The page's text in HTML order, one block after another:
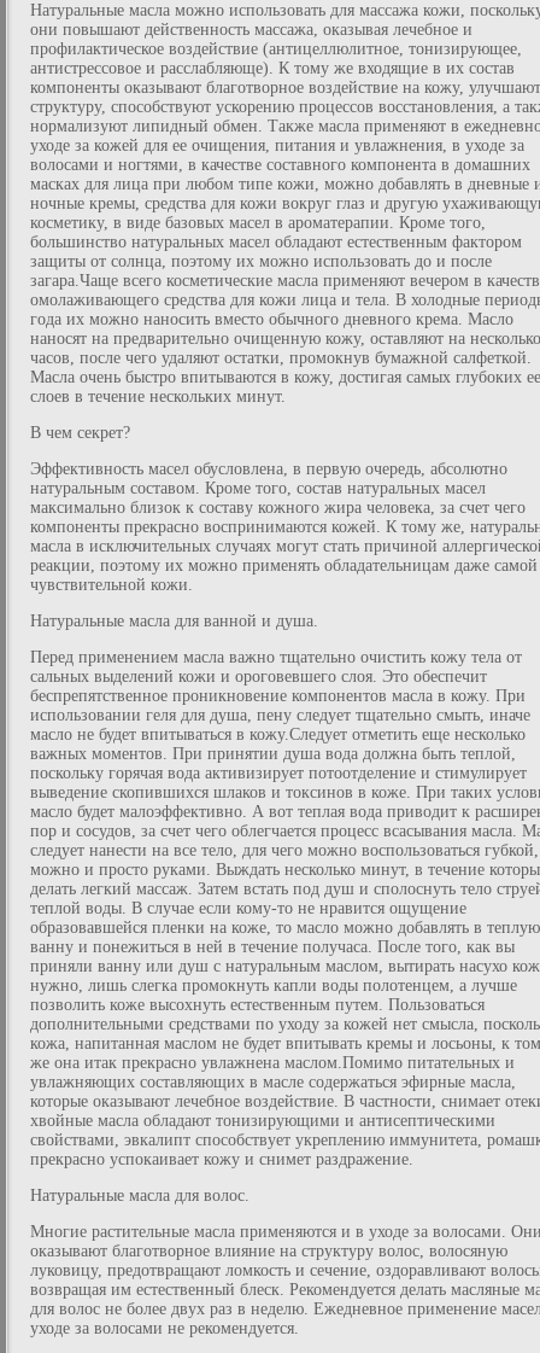
Натуральные масла можно использовать для массажа кожи,
они повышают действенность массажа, оказывая лечебное и
профилактическое воздействие (антицеллюлитное, тонизирующее,
антистрессовое и расслабляюще). К тому же входящие в их состав
компоненты оказывают благотворное воздействие на кожу, улучшают
структуру, способствуют ускорению процессов восстановления, а
нормализуют липидный обмен. Также масла применяют в
уходе за кожей для ее очищения, питания и увлажнения, в уходе за
волосами и ногтями, в качестве составного компонента в домашних
масках для лица при любом типе кожи, можно добавлять в дневные
ночные кремы, средства для кожи вокруг глаз и другую
косметику, в виде базовых масел в ароматерапии. Кроме того,
большинство натуральных масел обладают естественным фактором
защиты от солнца, поэтому их можно использовать до и после
загара.Чаще всего косметические масла применяют вечером в
омолаживающего средства для кожи лица и тела. В холодные
года их можно наносить вместо обычного дневного крема. Масло
наносят на предварительно очищенную кожу, оставляют на несколько
часов, после чего удаляют остатки, промокнув бумажной салфеткой.
Масла очень быстро впитываются в кожу, достигая самых глубоких ее
слоев в течение нескольких минут.
В чем секрет?
Эффективность масел обусловлена, в первую очередь, абсолютно
натуральным составом. Кроме того, состав натуральных масел
максимально близок к составу кожного жира человека, за счет чего
компоненты прекрасно воспринимаются кожей. К тому же,
масла в исключительных случаях могут стать причиной
реакции, поэтому их можно применять обладательницам даже самой
чувствительной кожи.
Натуральные масла для ванной и душа.
Перед применением масла важно тщательно очистить кожу тела от
сальных выделений кожи и ороговевшего слоя. Это обеспечит
беспрепятственное проникновение компонентов масла в кожу. При
использовании геля для душа, пену следует тщательно смыть, иначе
масло не будет впитываться в кожу.Следует отметить еще несколько
важных моментов. При принятии душа вода должна быть теплой,
поскольку горячая вода активизирует потоотделение и стимулирует
выведение скопившихся шлаков и токсинов в коже. При таких
масло будет малоэффективно. А вот теплая вода приводит к
пор и сосудов, за счет чего облегчается процесс всасывания масла.
следует нанести на все тело, для чего можно воспользоваться
можно и просто руками. Выждать несколько минут, в течение
делать легкий массаж. Затем встать под душ и сполоснуть тело
теплой воды. В случае если кому-то не нравится ощущение
образовавшейся пленки на коже, то масло можно добавлять в теплую
ванну и понежиться в ней в течение получаса. После того, как вы
приняли ванну или душ с натуральным маслом, вытирать насухо
нужно, лишь слегка промокнуть капли воды полотенцем, а лучше
позволить коже высохнуть естественным путем. Пользоваться
дополнительными средствами по уходу за кожей нет смысла,
кожа, напитанная маслом не будет впитывать кремы и лосьоны, к
же она итак прекрасно увлажнена маслом.Помимо питательных и
увлажняющих составляющих в масле содержаться эфирные масла,
которые оказывают лечебное воздействие. В частности, снимает
хвойные масла обладают тонизирующими и антисептическими
свойствами, эвкалипт способствует укреплению иммунитета,
прекрасно успокаивает кожу и снимет раздражение.
Натуральные масла для волос.
Многие растительные масла применяются и в уходе за волосами.
оказывают благотворное влияние на структуру волос, волосяную
луковицу, предотвращают ломкость и сечение, оздоравливают
возвращая им естественный блеск. Рекомендуется делать масляные
для волос не более двух раз в неделю. Ежедневное применение
уходе за волосами не рекомендуется.